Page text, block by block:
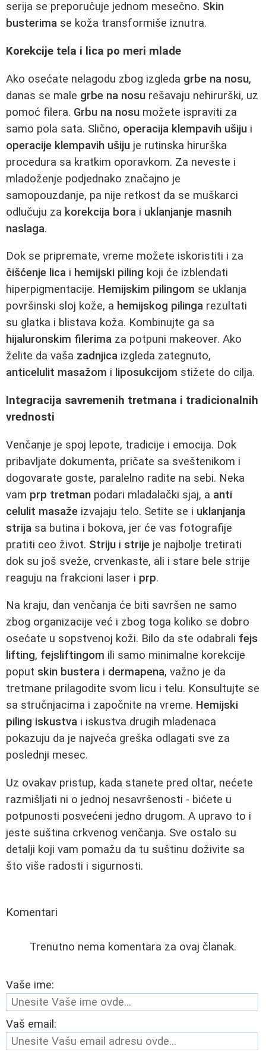
serija se preporučuje jednom mesečno. Skin
busterima se koža transformiše iznutra.
Korekcije tela i lica po meri mlade
Ako osećate nelagodu zbog izgleda grbe na nosu,
danas se male grbe na nosu rešavaju nehirurški, uz
pomoć filera. Grbu na nosu možete ispraviti za
samo pola sata. Slično, operacija klempavih ušiju i
operacije klempavih ušiju je rutinska hirurška
procedura sa kratkim oporavkom. Za neveste i
mladoženje podjednako značajno je
samopouzdanje, pa nije retkost da se muškarci
odlučuju za korekcija bora i uklanjanje masnih
naslaga.
Dok se pripremate, vreme možete iskoristiti i za
čišćenje lica i hemijski piling koji će izblendati
hiperpigmentacije. Hemijskim pilingom se uklanja
površinski sloj kože, a hemijskog pilinga rezultati
su glatka i blistava koža. Kombinujte ga sa
hijaluronskim filerima za potpuni makeover. Ako
želite da vaša zadnjica izgleda zategnuto,
anticelulit masažom i liposukcijom stižete do cilja.
Integracija savremenih tretmana i tradicionalnih
vrednosti
Venčanje je spoj lepote, tradicije i emocija. Dok
pribavljate dokumenta, pričate sa sveštenikom i
dogovarate goste, paralelno radite na sebi. Neka
vam prp tretman podari mladalački sjaj, a anti
celulit masaže izvajaju telo. Setite se i uklanjanja
strija sa butina i bokova, jer će vas fotografije
pratiti ceo život. Striju i strije je najbolje tretirati
dok su još sveže, crvenkaste, ali i stare bele strije
reaguju na frakcioni laser i prp.
Na kraju, dan venčanja će biti savršen ne samo
zbog organizacije već i zbog toga koliko se dobro
osećate u sopstvenoj koži. Bilo da ste odabrali fejs
lifting, fejsliftingom ili samo minimalne korekcije
poput skin bustera i dermapena, važno je da
tretmane prilagodite svom licu i telu. Konsultujte se
sa stručnjacima i započnite na vreme. Hemijski
piling iskustva i iskustva drugih mladenaca
pokazuju da je najveća greška odlagati sve za
poslednji mesec.
Uz ovakav pristup, kada stanete pred oltar, nećete
razmišljati ni o jednoj nesavršenosti - bićete u
potpunosti posvećeni jedno drugom. A upravo to i
jeste suština crkvenog venčanja. Sve ostalo su
detalji koji vam pomažu da tu suštinu doživite sa
što više radosti i sigurnosti.
Komentari
Trenutno nema komentara za ovaj članak.
Vaše ime:
Vaš email: